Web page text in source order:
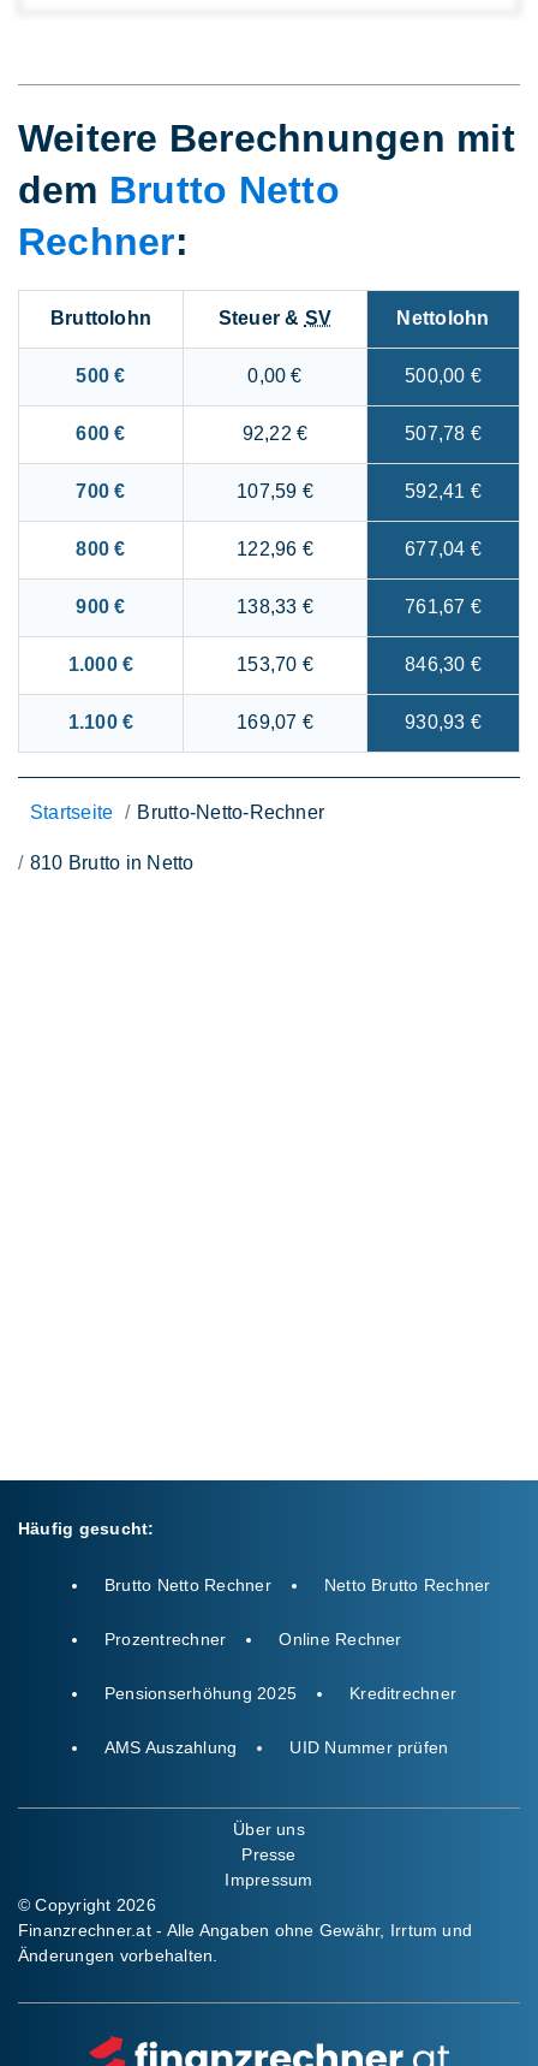
Weitere Berechnungen mit
dem Brutto Netto
Rechner:
Bruttolohn Steuer & SV Nettolohn
500 € 0,00 € 500,00 €
600 € 92,22 € 507,78 €
700 € 107,59 € 592,41 €
800 € 122,96 € 677,04 €
900 € 138,33 € 761,67 €
1.000 € 153,70 € 846,30 €
1.100 € 169,07 € 930,93 €
Startseite Brutto-Netto-Rechner
810 Brutto in Netto
Häufig gesucht:
Brutto Netto Rechner Netto Brutto Rechner
Prozentrechner Online Rechner
Pensionserhöhung 2025 Kreditrechner
AMS Auszahlung UID Nummer prüfen
Über uns
Presse
Impressum
© Copyright 2026
Finanzrechner.at - Alle Angaben ohne Gewähr, Irrtum und
Änderungen vorbehalten.